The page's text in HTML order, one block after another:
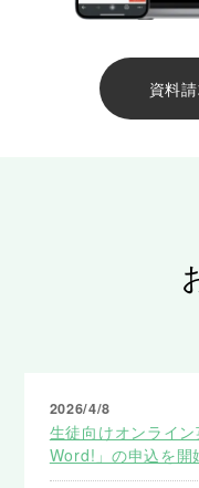
資料
2026/4/8
生徒向けオンライ
Word!」の申込を開